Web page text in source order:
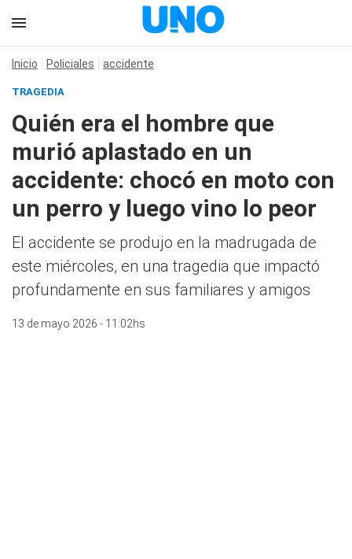
Inicio Policiales accidente
TRAGEDIA
Quién era el hombre que
murió aplastado en un
accidente: chocó en moto con
un perro y luego vino lo peor
El accidente se produjo en la madrugada de
este miércoles, en una tragedia que impactó
profundamente en sus familiares y amigos
13 de mayo 2026 - 11:02hs